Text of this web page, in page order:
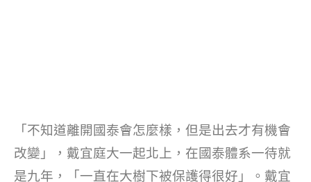
「不知道離開國泰會怎麼樣，但是出去才有機會
改變」，戴宜庭大一起北上，在國泰體系一待就
是九年，「一直在大樹下被保護得很好」。戴宜